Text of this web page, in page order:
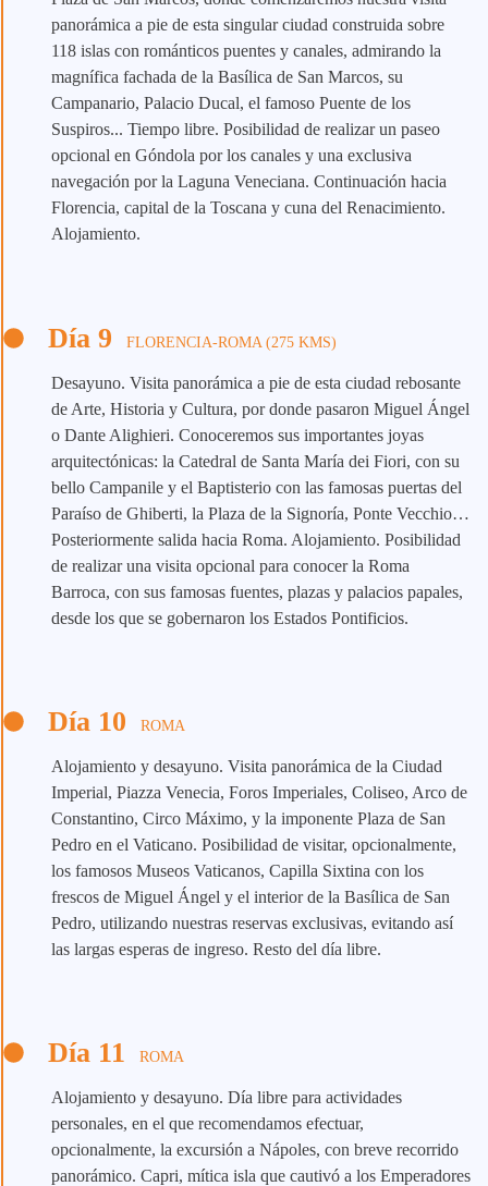
panorámica a pie de esta singular ciudad construida sobre
118 islas con románticos puentes y canales, admirando la
magnífica fachada de la Basílica de San Marcos, su
Campanario, Palacio Ducal, el famoso Puente de los
Suspiros... Tiempo libre. Posibilidad de realizar un paseo
opcional en Góndola por los canales y una exclusiva
navegación por la Laguna Veneciana. Continuación hacia
Florencia, capital de la Toscana y cuna del Renacimiento.
Alojamiento.
Día 9 FLORENCIA-ROMA (275 KMS)
Desayuno. Visita panorámica a pie de esta ciudad rebosante
de Arte, Historia y Cultura, por donde pasaron Miguel Ángel
o Dante Alighieri. Conoceremos sus importantes joyas
arquitectónicas: la Catedral de Santa María dei Fiori, con su
bello Campanile y el Baptisterio con las famosas puertas del
Paraíso de Ghiberti, la Plaza de la Signoría, Ponte Vecchio…
Posteriormente salida hacia Roma. Alojamiento. Posibilidad
de realizar una visita opcional para conocer la Roma
Barroca, con sus famosas fuentes, plazas y palacios papales,
desde los que se gobernaron los Estados Pontificios.
Día 10 ROMA
Alojamiento y desayuno. Visita panorámica de la Ciudad
Imperial, Piazza Venecia, Foros Imperiales, Coliseo, Arco de
Constantino, Circo Máximo, y la imponente Plaza de San
Pedro en el Vaticano. Posibilidad de visitar, opcionalmente,
los famosos Museos Vaticanos, Capilla Sixtina con los
frescos de Miguel Ángel y el interior de la Basílica de San
Pedro, utilizando nuestras reservas exclusivas, evitando así
las largas esperas de ingreso. Resto del día libre.
Día 11 ROMA
Alojamiento y desayuno. Día libre para actividades
personales, en el que recomendamos efectuar,
opcionalmente, la excursión a Nápoles, con breve recorrido
panorámico. Capri, mítica isla que cautivó a los Emperadores